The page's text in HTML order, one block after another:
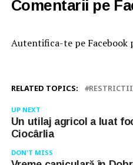
Comentarii pe
Autentifica-te pe Facebook
RELATED TOPICS:
UP NEXT
Un utilaj agricol a luat
Ciocârlia
DON'T MISS